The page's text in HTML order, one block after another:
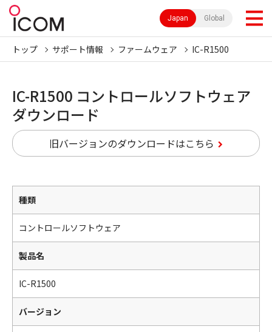
Japan Global
トップ サポート情報 ファームウェア IC-R1500
IC-R1500 コントロールソフトウェア
ダウンロード
旧バージョンのダウンロードはこちら
種類
コントロールソフトウェア
製品名
IC-R1500
バージョン